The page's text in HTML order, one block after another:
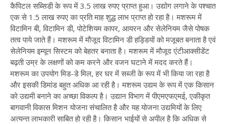
कैपिटल सब्सिडी के रूप में 3.5 लाख रुपए प्राप्त हुआ। उद्योग लगाने के पश्चात
एक से 1.5 लाख रुपए का प्रति माह शुद्ध लाभ प्राप्त हो रहा है। मशरूम में
विटामिन बी, विटामिन डी, पोटेशियम कापर, आयरन और सेलेनियम जैसे पोषक
तत्व पाये जाते हैं। मशरूम में मौजूद विटामिन डी हड्डियों को मजूबत बनाता है एवं
सेलेनियम इम्यून सिस्टम को बेहतर बनाता है। मशरूम में मौजूद एंटीआक्सीडेंट
बढ़ती उम्र के लक्षणों को कम करने और वजन घटाने में मदद करते हैं।
मशरूम का उपयोग मिड-डे मिल, हर घर में सब्जी के रूप में भी किया जा रहा है
और इसकी डिमांड बहुत अधिक आ रही है। मशरूम उद्यम के रूप में एक किसान
को उद्यमी बनाने का अच्छा विकल्प है। उद्यान विभाग में पीएमएफएमई, एकीकृत
बागवानी विकास मिशन योजना संचालित है और यह योजना उद्यमियों के लिए
अत्यन्त लाभकारी साबित हो रही है। किसान भाईयों से अपील है कि अधिक से